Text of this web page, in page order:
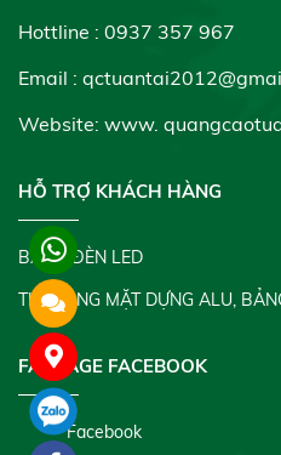
Hottline : 0937 357 967
Email :
Website: www.
HỖ TRỢ KHÁCH HÀNG
BẢNG ĐÈN LED
THI CÔNG MẶT DỰNG ALU,
FANPAGE FACEBOOK
Facebook